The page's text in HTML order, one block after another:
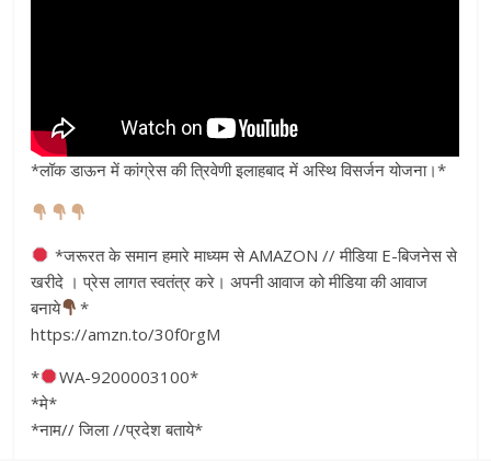
*लॉक डाऊन में कांग्रेस की त्रिवेणी इलाहबाद में अस्थि विसर्जन योजना।*
*जरूरत के समान हमारे माध्यम से AMAZON // मीडिया E-बिजनेस से
खरीदे । प्रेस लागत स्वतंत्र करे। अपनी आवाज को मीडिया की आवाज
बनाये
*
https://amzn.to/30f0rgM
*
WA-9200003100*
*मे*
*नाम// जिला //प्रदेश बताये*